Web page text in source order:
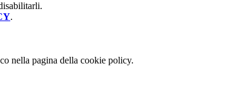
.
nella pagina della cookie policy.